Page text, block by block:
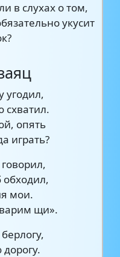
в слухах о том,
укусит
угодил,
схватил.
опять
играть?
обходил,
мои.
щи».